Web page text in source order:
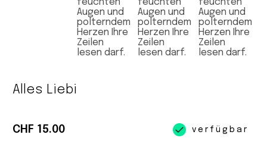
Alles Liebi
CHF 15.00 verfügbar